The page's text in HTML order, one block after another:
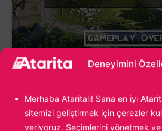
Deneyimini
Merhaba Ataritalı! Sana en iyi
sitemizi geliştirmek için çerezler
veriyoruz. Seçimlerini yönetmek
paylaştığı üzere Manor Lords fiyatı
olarak belirlendi.Steam’in